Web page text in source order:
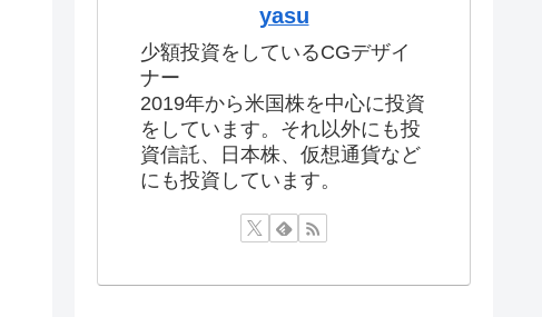
yasu
少額投資をしているCGデザイ
ナー
2019年から米国株を中心に投資
をしています。それ以外にも投
資信託、日本株、仮想通貨など
にも投資しています。